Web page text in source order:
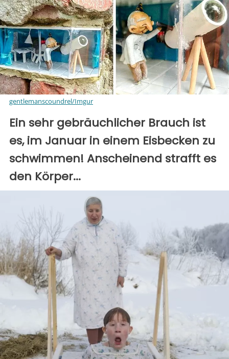
gentlemanscoundrel/Imgur
Ein sehr gebräuchlicher Brauch ist
es, im Januar in einem Eisbecken zu
schwimmen! Anscheinend strafft es
den Körper...